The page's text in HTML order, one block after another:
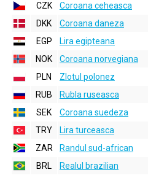
CZK
Coroana ceheasca
DKK
Coroana daneza
EGP
Lira egipteana
NOK
Coroana norvegiana
PLN
Zlotul polonez
RUB
Rubla ruseasca
SEK
Coroana suedeza
TRY
Lira turceasca
ZAR
Randul sud-african
BRL
Realul brazilian